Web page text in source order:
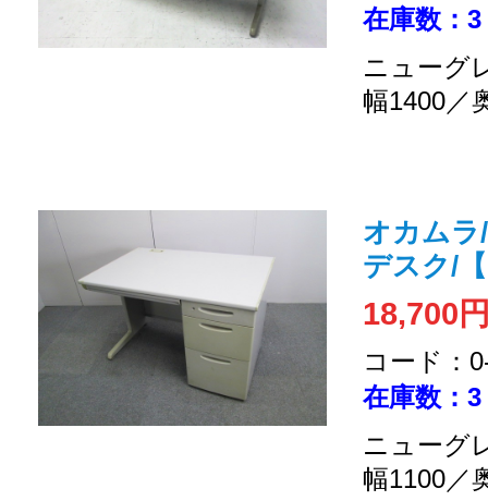
在庫数：3
ニューグ
幅1400／
オカムラ
デスク/
18,700
コード：
在庫数：3
ニューグ
幅1100／